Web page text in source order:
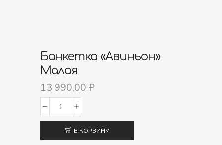
Банкетка «Авиньон»
Малая
13 990,00₽
товара
Банкетка
В КОРЗИНУ